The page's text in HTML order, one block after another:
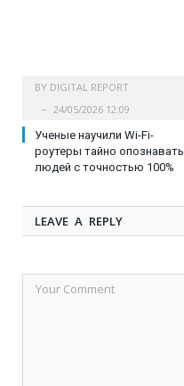
BY DIGITAL REPORT
24/05/2026 12:09
Ученые научили Wi-Fi-
роутеры тайно опознавать
людей с точностью 100%
LEAVE A REPLY